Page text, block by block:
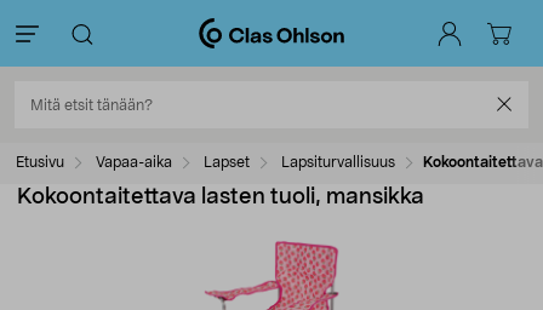
Etusivu Vapaa-aika Lapset Lapsiturvallisuus
Kokoontaitettava lasten tuoli, mansikka